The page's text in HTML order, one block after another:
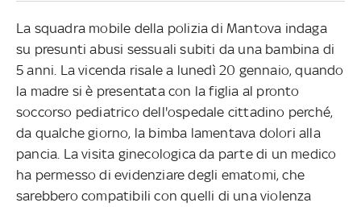
La squadra mobile della polizia di Mantova indaga
su presunti abusi sessuali subiti da una bambina di
5 anni. La vicenda risale a lunedì 20 gennaio, quando
la madre si è presentata con la figlia al pronto
soccorso pediatrico dell'ospedale cittadino perché,
da qualche giorno, la bimba lamentava dolori alla
pancia. La visita ginecologica da parte di un medico
ha permesso di evidenziare degli ematomi, che
sarebbero compatibili con quelli di una violenza